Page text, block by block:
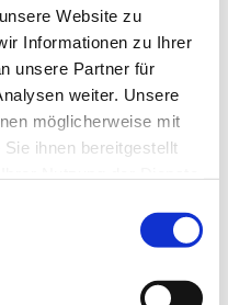
Website zu
Informationen zu Ihrer
unsere Partner für
weiter. Unsere
möglicherweise mit
ihnen bereitgestellt
11:00 Uhr
2,